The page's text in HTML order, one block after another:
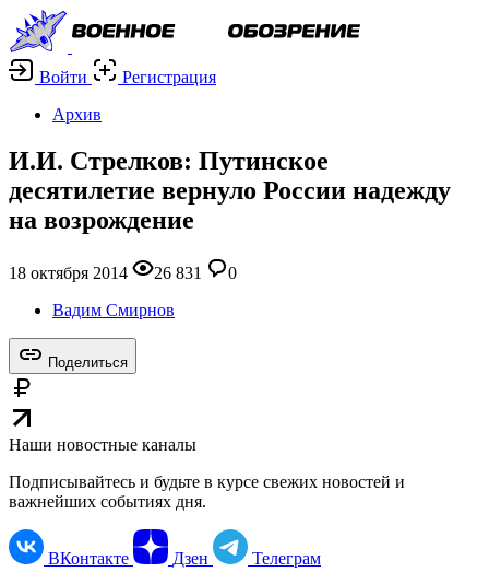
Войти
Регистрация
Архив
И.И. Стрелков: Путинское
десятилетие вернуло России надежду
на возрождение
18 октября 2014 26 831
0
Вадим Смирнов
Поделиться
Наши новостные каналы
Подписывайтесь и будьте в курсе свежих новостей и
важнейших событиях дня.
ВКонтакте Дзен
Телеграм